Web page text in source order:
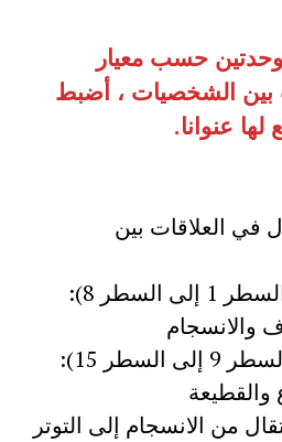
حسب معيار
بين الشخصيات ، أضبط
عنوانا.
في العلاقات بين
· الوحدة الأولى (من السطر 1 إلى السطر 8):
والانسجام
· الوحدة الثانية (من السطر 9 إلى السطر 15):
والقطيعة
من الانسجام إلى التوتر